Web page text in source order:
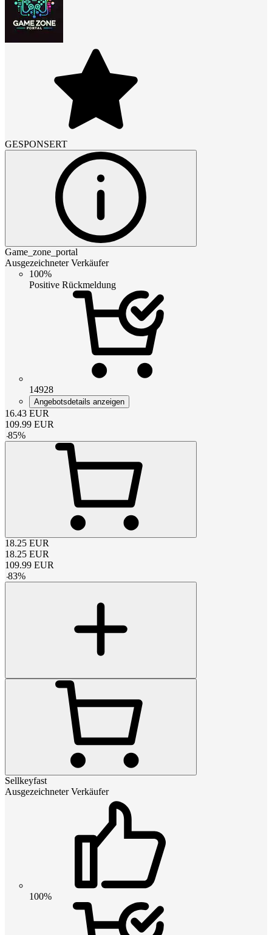
GESPONSERT
Game_zone_portal
Ausgezeichneter Verkäufer
100%
Positive Rückmeldung
14928
Angebotsdetails anzeigen
16.43 EUR
109.99 EUR
-85%
18.25 EUR
18.25 EUR
109.99 EUR
-83%
Sellkeyfast
Ausgezeichneter Verkäufer
100%